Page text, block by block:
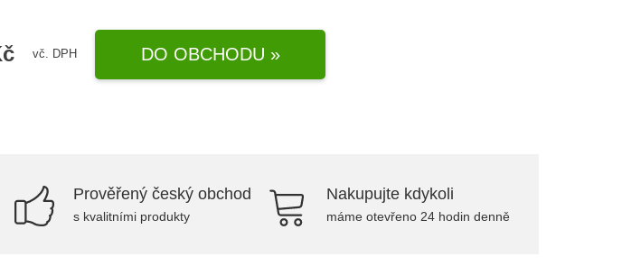
vč. DPH DO OBCHODU »
Prověřený český obchod
s kvalitními produkty
Nakupujte kdykoli
máme otevřeno 24 hodin denně